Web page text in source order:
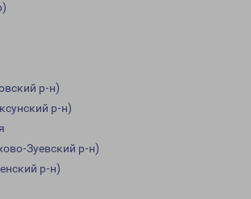
р-н)
р-н)
Зуевский р-н)
р-н)